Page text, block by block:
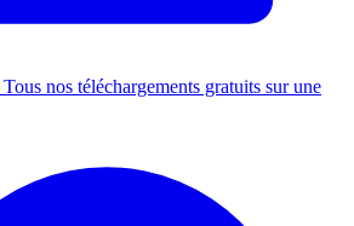
Tous nos téléchargements gratuits sur une